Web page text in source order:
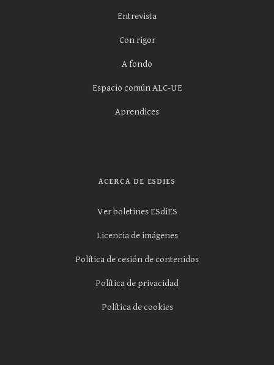
Entrevista
Con rigor
A fondo
Espacio común ALC-UE
Aprendices
ACERCA DE ESDIES
Ver boletines ESdiES
Licencia de imágenes
Política de cesión de contenidos
Política de privacidad
Política de cookies